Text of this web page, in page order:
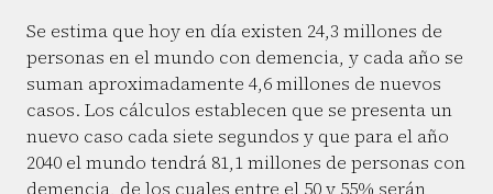
Se estima que hoy en día existen 24,3 millones de
personas en el mundo con demencia, y cada año se
suman aproximadamente 4,6 millones de nuevos
casos. Los cálculos establecen que se presenta un
nuevo caso cada siete segundos y que para el año
2040 el mundo tendrá 81,1 millones de personas con
demencia, de los cuales entre el 50 y 55% serán